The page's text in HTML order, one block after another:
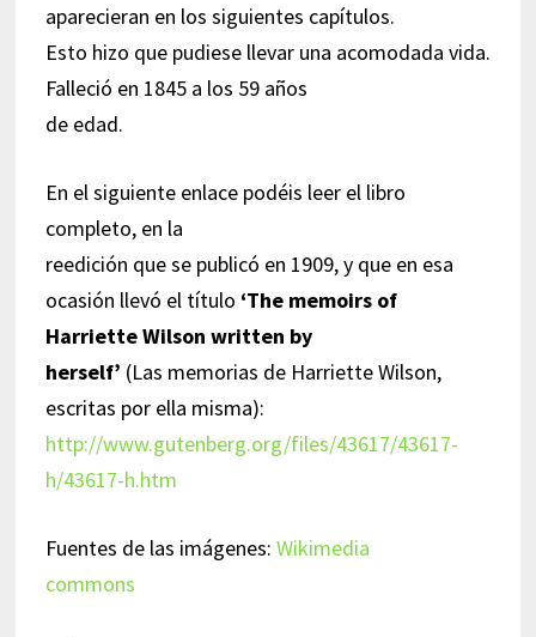
aparecieran en los siguientes capítulos.
Esto hizo que pudiese llevar una acomodada vida.
Falleció en 1845 a los 59 años
de edad.
En el siguiente enlace podéis leer el libro
completo, en la
reedición que se publicó en 1909, y que en esa
ocasión llevó el título ‘The memoirs of
Harriette Wilson written by
herself’ (Las memorias de Harriette Wilson,
escritas por ella misma):
http://www.gutenberg.org/files/43617/43617-
h/43617-h.htm
Fuentes de las imágenes: Wikimedia
commons